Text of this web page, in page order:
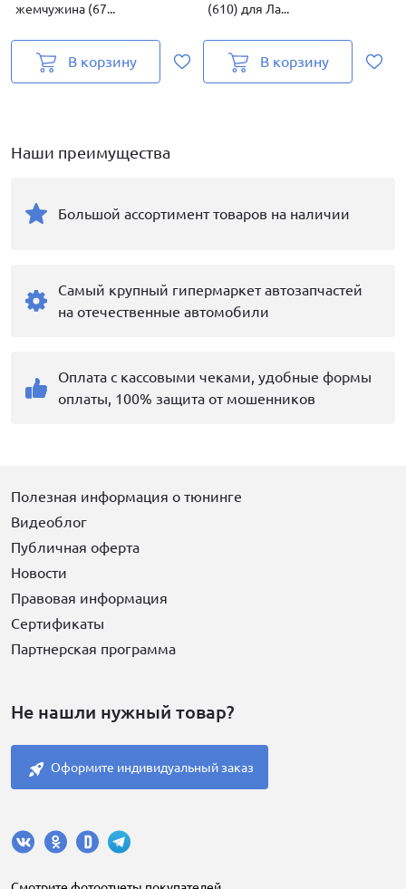
жемчужина (67...
В корзину
(610) для Ла...
В корзину
Наши преимущества
Большой ассортимент товаров на наличии
Самый крупный гипермаркет автозапчастей
на отечественные автомобили
Оплата с кассовыми чеками, удобные формы
оплаты, 100% защита от мошенников
Полезная информация о тюнинге
Видеоблог
Публичная оферта
Новости
Правовая информация
Сертификаты
Партнерская программа
Не нашли нужный товар?
Оформите индивидуальный заказ